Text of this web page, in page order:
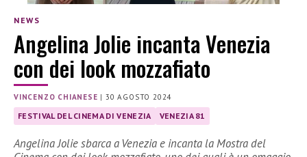
NEWS
Angelina Jolie incanta Venezia
con dei look mozzafiato
VINCENZO CHIANESE |30 AGOSTO 2024
FESTIVAL DEL CINEMA DI VENEZIA VENEZIA 81
Angelina Jolie sbarca a Venezia e incanta la Mostra del